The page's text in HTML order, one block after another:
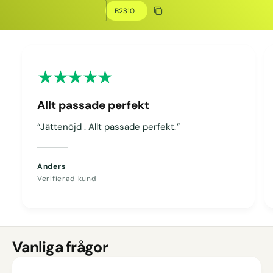
Kopierat
Kopiera rabatt
Allt passade perfekt
“Jättenöjd . Allt passade perfekt.”
Anders
Verifierad kund
Vanliga frågor